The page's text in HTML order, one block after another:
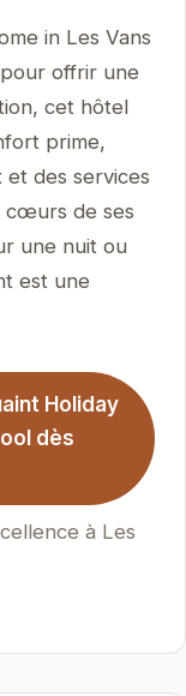
in Les Vans
offrir une
cet hôtel
prime,
des services
cœurs de ses
une nuit ou
est une
Holiday
dès
à Les